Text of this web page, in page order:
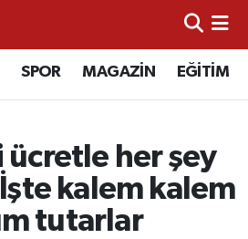
SPOR MAGAZİN EĞİTİM
ücretle her şey
kalem kalem
tutarlar
Haritası